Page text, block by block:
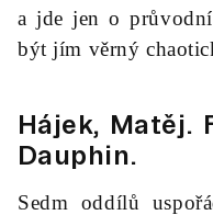
a jde jen o
být jím věrný
Hájek, Matěj.
Dauphin.
Sedm oddílů